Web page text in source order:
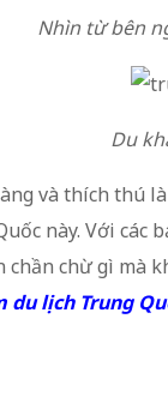
Nhìn từ bên
Du
và thích thú
này. Với các
chần chừ gì mà
du lịch Trung